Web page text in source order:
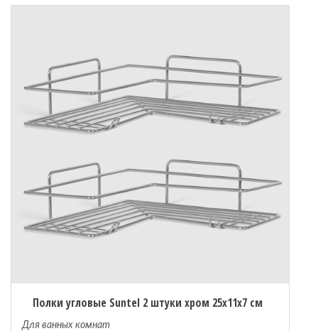
Полки угловые Suntel 2 штуки хром 25х11х7 см
Для ванных комнат